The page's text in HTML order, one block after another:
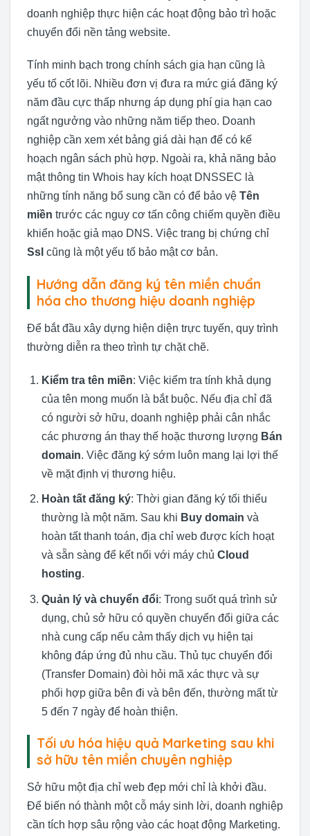
doanh nghiệp thực hiện các hoạt động bảo trì hoặc
chuyển đổi nền tảng website.
Tính minh bạch trong chính sách gia hạn cũng là
yếu tố cốt lõi. Nhiều đơn vị đưa ra mức giá đăng ký
năm đầu cực thấp nhưng áp dụng phí gia hạn cao
ngất ngưởng vào những năm tiếp theo. Doanh
nghiệp cần xem xét bảng giá dài hạn để có kế
hoạch ngân sách phù hợp. Ngoài ra, khả năng bảo
mật thông tin Whois hay kích hoạt DNSSEC là
những tính năng bổ sung cần có để bảo vệ Tên
miền trước các nguy cơ tấn công chiếm quyền điều
khiển hoặc giả mạo DNS. Việc trang bị chứng chỉ
Ssl cũng là một yếu tố bảo mật cơ bản.
Hướng dẫn đăng ký tên miền chuẩn
hóa cho thương hiệu doanh nghiệp
Để bắt đầu xây dựng hiện diện trực tuyến, quy trình
thường diễn ra theo trình tự chặt chẽ.
Kiểm tra tên miền: Việc kiểm tra tính khả dụng
của tên mong muốn là bắt buộc. Nếu địa chỉ đã
có người sở hữu, doanh nghiệp phải cân nhắc
các phương án thay thế hoặc thương lượng Bán
domain. Việc đăng ký sớm luôn mang lại lợi thế
về mặt định vị thương hiệu.
Hoàn tất đăng ký: Thời gian đăng ký tối thiểu
thường là một năm. Sau khi Buy domain và
hoàn tất thanh toán, địa chỉ web được kích hoạt
và sẵn sàng để kết nối với máy chủ Cloud
hosting.
Quản lý và chuyển đổi: Trong suốt quá trình sử
dụng, chủ sở hữu có quyền chuyển đổi giữa các
nhà cung cấp nếu cảm thấy dịch vụ hiện tại
không đáp ứng đủ nhu cầu. Thủ tục chuyển đổi
(Transfer Domain) đòi hỏi mã xác thực và sự
phối hợp giữa bên đi và bên đến, thường mất từ
5 đến 7 ngày để hoàn thiện.
Tối ưu hóa hiệu quả Marketing sau khi
sở hữu tên miền chuyên nghiệp
Sở hữu một địa chỉ web đẹp mới chỉ là khởi đầu.
Để biến nó thành một cỗ máy sinh lời, doanh nghiệp
cần tích hợp sâu rộng vào các hoạt động Marketing.